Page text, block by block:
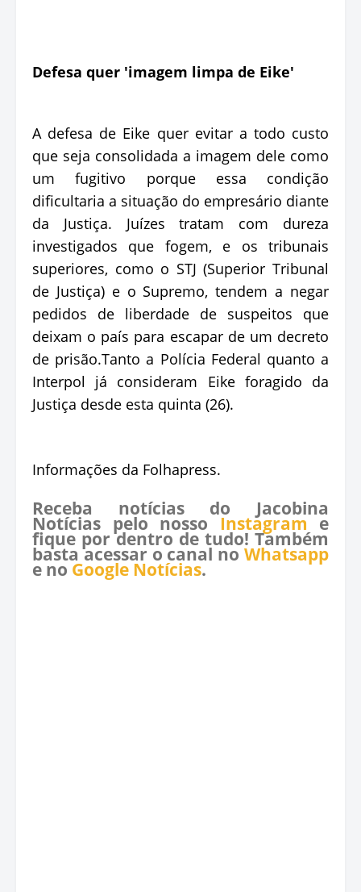
Defesa quer 'imagem limpa de Eike'
A defesa de Eike quer evitar a todo custo
que seja consolidada a imagem dele como
um fugitivo porque essa condição
dificultaria a situação do empresário diante
da Justiça. Juízes tratam com dureza
investigados que fogem, e os tribunais
superiores, como o STJ (Superior Tribunal
de Justiça) e o Supremo, tendem a negar
pedidos de liberdade de suspeitos que
deixam o país para escapar de um decreto
de prisão.Tanto a Polícia Federal quanto a
Interpol já consideram Eike foragido da
Justiça desde esta quinta (26).
Informações da Folhapress.
Receba notícias do Jacobina
Notícias pelo nosso Instagram e
fique por dentro de tudo! Também
basta acessar o canal no Whatsapp
e no Google Notícias.